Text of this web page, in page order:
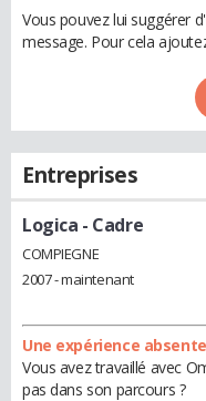
Vous pouvez lui suggérer
message. Pour cela
Entreprises
Logica - Cadre
COMPIEGNE
2007 - maintenant
Une expérience
Vous avez travaillé avec
pas dans son parcours ?